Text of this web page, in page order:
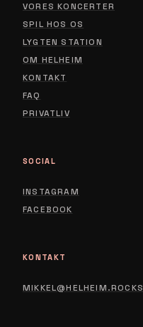
VORES KONCERTER
SPIL HOS OS
LYGTEN STATION
OM HELHEIM
KONTAKT
FAQ
PRIVATLIVPRIVACY POLICY
SOCIAL
INSTAGRAM
FACEBOOK
KONTAKT
MIKKEL@HELHEIM.ROCKS